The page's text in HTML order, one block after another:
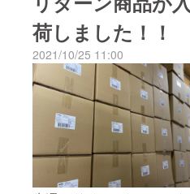
早い方で本日よりお手元に
お届けできるかと思いま
す。商品の検品には万全を
尽くしておりますが、万一
お気付きの点がございまし
たらご連絡いただけますと
幸いです。商品を使ってみ
てのご感想など、
荷しました！！
2021/10/25 11:00